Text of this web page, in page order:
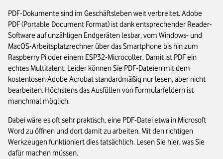
PDF-Dokumente sind im Geschäftsleben weit verbreitet. Adobe
PDF (Portable Document Format) ist dank entsprechender Reader-
Software auf unzähligen Endgeräten lesbar, vom Windows- und
MacOS-Arbeitsplatzrechner über das Smartphone bis hin zum
Raspberry Pi oder einem ESP32-Microcoller. Damit ist PDF ein
echtes Multitalent. Leider können Sie PDF-Dateien mit dem
kostenlosen Adobe Acrobat standardmäßig nur lesen, aber nicht
bearbeiten. Höchstens das Ausfüllen von Formularfeldern ist
manchmal möglich.
Dabei wäre es oft sehr praktisch, eine PDF-Datei etwa in Microsoft
Word zu öffnen und dort damit zu arbeiten. Mit den richtigen
Werkzeugen funktioniert dies tatsächlich. Lesen Sie hier, was Sie
dafür machen müssen.